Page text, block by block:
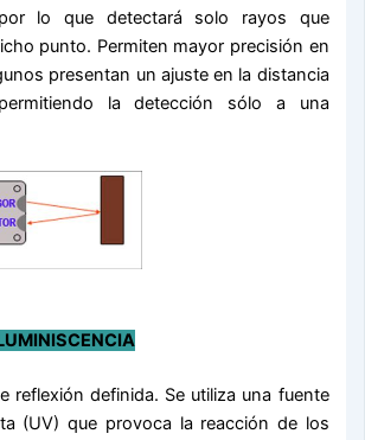
lo que detectará solo rayos que
punto. Permiten mayor precisión en
presentan un ajuste en la distancia
la detección sólo a una
reflexión definida. Se utiliza una fuente
(UV) que provoca la reacción de los